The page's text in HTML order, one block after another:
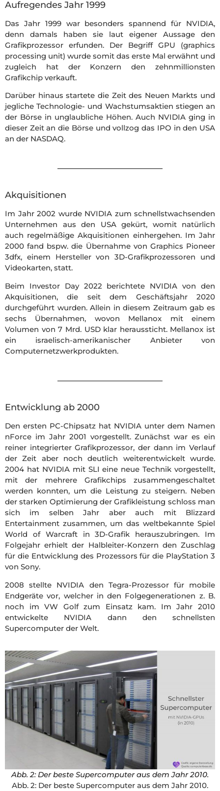
Aufregendes Jahr 1999
Das Jahr 1999 war besonders spannend für NVIDIA,
denn damals haben sie laut eigener Aussage den
Grafikprozessor erfunden. Der Begriff GPU (graphics
processing unit) wurde somit das erste Mal erwähnt und
zugleich hat der Konzern den zehnmillionsten
Grafikchip verkauft.
Darüber hinaus startete die Zeit des Neuen Markts und
jegliche Technologie- und Wachstumsaktien stiegen an
der Börse in unglaubliche Höhen. Auch NVIDIA ging in
dieser Zeit an die Börse und vollzog das IPO in den USA
an der NASDAQ.
Akquisitionen
Im Jahr 2002 wurde NVIDIA zum schnellstwachsenden
Unternehmen aus den USA gekürt, womit natürlich
auch regelmäßige Akquisitionen einhergehen. Im Jahr
2000 fand bspw. die Übernahme von Graphics Pioneer
3dfx, einem Hersteller von 3D-Grafikprozessoren und
Videokarten, statt.
Beim Investor Day 2022 berichtete NVIDIA von den
Akquisitionen, die seit dem Geschäftsjahr 2020
durchgeführt wurden. Allein in diesem Zeitraum gab es
sechs Übernahmen, wovon Mellanox mit einem
Volumen von 7 Mrd. USD klar heraussticht. Mellanox ist
ein israelisch-amerikanischer Anbieter von
Computernetzwerkprodukten.
Entwicklung ab 2000
Den ersten PC-Chipsatz hat NVIDIA unter dem Namen
nForce im Jahr 2001 vorgestellt. Zunächst war es ein
reiner integrierter Grafikprozessor, der dann im Verlauf
der Zeit aber noch deutlich weiterentwickelt wurde.
2004 hat NVIDIA mit SLI eine neue Technik vorgestellt,
mit der mehrere Grafikchips zusammengeschaltet
werden konnten, um die Leistung zu steigern. Neben
der starken Optimierung der Grafikleistung schloss man
sich im selben Jahr aber auch mit Blizzard
Entertainment zusammen, um das weltbekannte Spiel
World of Warcraft in 3D-Grafik herauszubringen. Im
Folgejahr erhielt der Halbleiter-Konzern den Zuschlag
für die Entwicklung des Prozessors für die PlayStation 3
von Sony.
2008 stellte NVIDIA den Tegra-Prozessor für mobile
Endgeräte vor, welcher in den Folgegenerationen z. B.
noch im VW Golf zum Einsatz kam. Im Jahr 2010
entwickelte NVIDIA dann den schnellsten
Supercomputer der Welt.
Abb. 2: Der beste Supercomputer aus dem Jahr 2010.
Abb. 2: Der beste Supercomputer aus dem Jahr 2010.